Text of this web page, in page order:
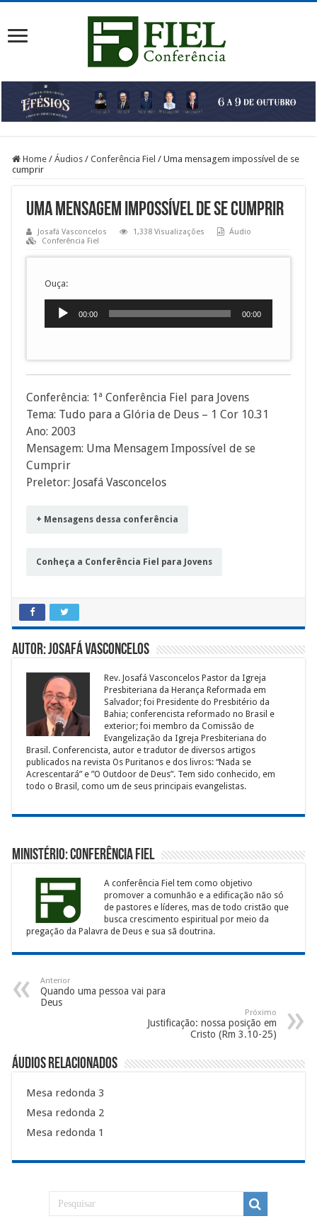
Home / Áudios / Conferência Fiel / Uma mensagem impossível de se
cumprir
Uma mensagem impossível de se cumprir
Josafá Vasconcelos 1,338 Visualizações
Áudio
Conferência Fiel
Ouça:
Tocador
00:00 00:00
Conferência: 1ª Conferência Fiel para Jovens
Tema: Tudo para a Glória de Deus – 1 Cor 10.31
Ano: 2003
Mensagem: Uma Mensagem Impossível de se
Cumprir
Preletor: Josafá Vasconcelos
+ Mensagens dessa conferência
Conheça a Conferência Fiel para Jovens
Autor: Josafá Vasconcelos
Rev. Josafá Vasconcelos Pastor da Igreja
Presbiteriana da Herança Reformada em
Salvador; foi Presidente do Presbitério da
Bahia; conferencista reformado no Brasil e
exterior; foi membro da Comissão de
Evangelização da Igreja Presbiteriana do
Brasil. Conferencista, autor e tradutor de diversos artigos
publicados na revista Os Puritanos e dos livros: “Nada se
Acrescentará” e ”O Outdoor de Deus”. Tem sido conhecido, em
todo o Brasil, como um de seus principais evangelistas.
Ministério: Conferência Fiel
A conferência Fiel tem como objetivo
promover a comunhão e a edificação não só
de pastores e líderes, mas de todo cristão que
busca crescimento espiritual por meio da
pregação da Palavra de Deus e sua sã doutrina.
Anterior
Quando uma pessoa vai para
Deus
Próximo
Justificação: nossa posição em
Cristo (Rm 3.10-25)
Áudios Relacionados
Mesa redonda 3
Mesa redonda 2
Mesa redonda 1